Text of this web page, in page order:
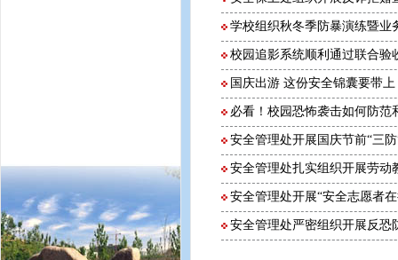
学校组织秋冬季防暴演练暨业
校园追影系统顺利通过联合验
国庆出游 这份安全锦囊要带上
必看！校园恐怖袭击如何防范
安全管理处开展国庆节前“三
安全管理处扎实组织开展劳动
安全管理处开展“安全志愿者
安全管理处严密组织开展反恐